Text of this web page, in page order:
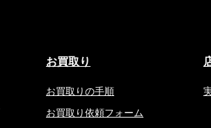
お買取り
お買取りの手順
お買取り依頼フォーム